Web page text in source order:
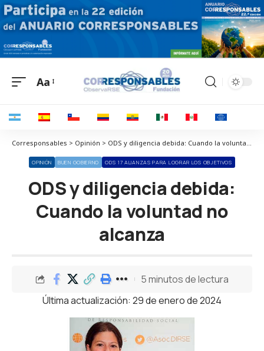
Aa
Corresponsables > Opinión > ODS y diligencia debida: Cuando la voluntad no alcanza
OPINIÓN BUEN GOBIERNO ODS 17 ALIANZAS PARA LOGRAR LOS OBJETIVOS
ODS y diligencia debida:
Cuando la voluntad no
alcanza
Última actualización: 29 de enero de 2024
5 minutos de lectura